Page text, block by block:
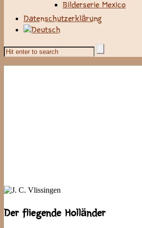
Bilderserie Mexico
Datenschutzerklärung
Der fliegende Holländer